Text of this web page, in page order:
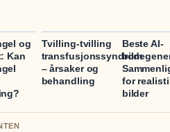
og
Kan
Tvilling-tvilling
transfusjonssyndrom
– årsaker og
behandling
Beste AI-
for
bilder